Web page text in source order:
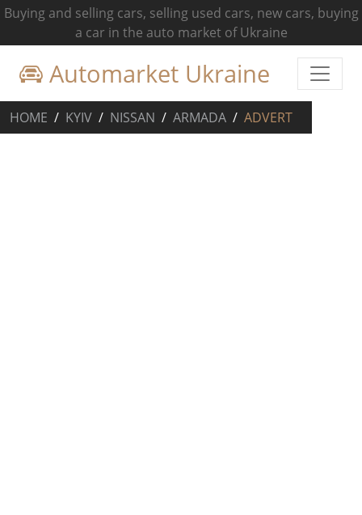
Buying and selling cars, selling used cars, new cars, buying
a car in the auto market of Ukraine
Automarket Ukraine
HOME KYIV NISSAN ARMADA ADVERT